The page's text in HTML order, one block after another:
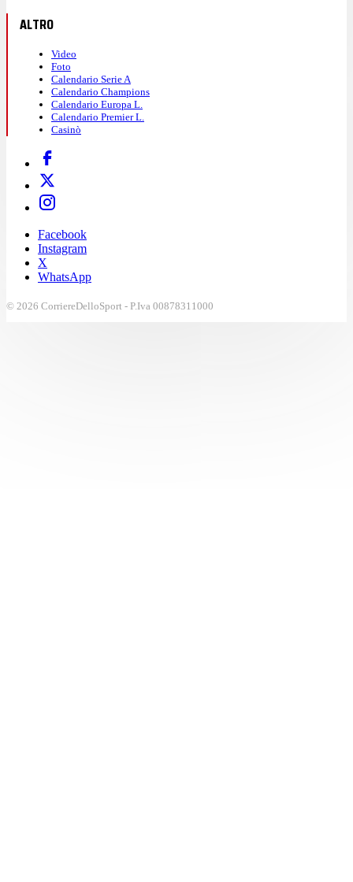
ALTRO
Video
Foto
Calendario Serie A
Calendario Champions
Calendario Europa L.
Calendario Premier L.
Casinò
Facebook
Instagram
X
WhatsApp
© 2026 CorriereDelloSport - P.Iva 00878311000